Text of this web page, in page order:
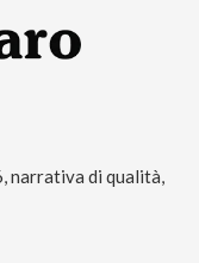
narrativa di qualità,